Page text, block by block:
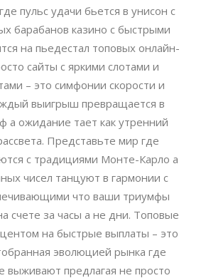
пульс удачи бьется в унисон с
барабанов казино с быстрыми
на пьедестал топовых онлайн-
сайты с яркими слотами и
– это симфонии скорости и
выигрыш превращается в
а ожидание тает как утренний
Представьте мир где
с традициями Монте-Карло а
чисел танцуют в гармонии с
что ваши триумфы
счете за часы а не дни. Топовые
на быстрые выплаты – это
эволюцией рынка где
выживают предлагая не просто